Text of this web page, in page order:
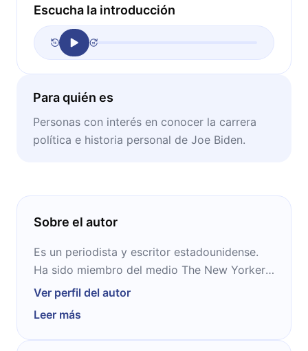
Escucha la introducción
Para quién es
Personas con interés en conocer la carrera
política e historia personal de Joe Biden.
Sobre el autor
Es un periodista y escritor estadounidense.
Ha sido miembro del medio The New Yorker
desde 2008, destacándose por sus notas
año 2014, su libro “Age of Ambition: Chasing
Fortune, Truth and Faith in the New China”
Ver perfil del autor
Leer más